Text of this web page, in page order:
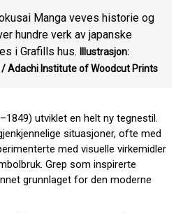
Manga veves historie og
hundre verk av japanske
i Grafills hus.
Illustrasjon:
Adachi Institute of Woodcut Prints
utviklet en helt ny tegnestil.
situasjoner, ofte med
med visuelle virkemidler
Grep som inspirerte
grunnlaget for den moderne